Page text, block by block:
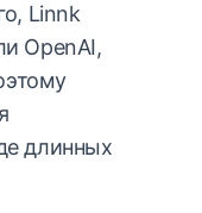
Linnk
OpenAI,
длинных